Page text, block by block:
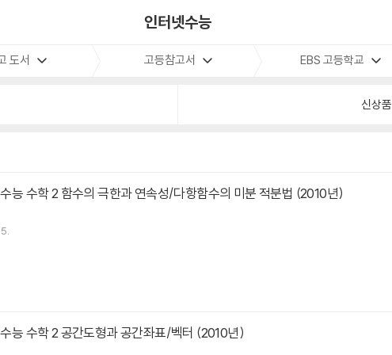
인터넷수능
도서 고등참고서 EBS 고등학교
신상품
능 수학 2 함수의 극한과 연속성/다항함수의 미분 적분법 (2010년)
능 수학 2 공간도형과 공간좌표/벡터 (2010년)